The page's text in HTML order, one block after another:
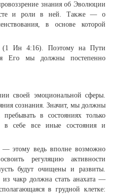
знания об Эволюции
и роли в ней. Также — о
в основе которой
(1 Ин 4:16). Поэтому на Пути
Его мы должны постепенно
своей эмоциональной сферы.
сознания. Значит, мы должны
в состояниях только
в себе все иные состояния и
этому ведь вполне возможно
регуляцию активности
будут очищены и развиты.
чакр должна стать анахата —
в грудной клетке: